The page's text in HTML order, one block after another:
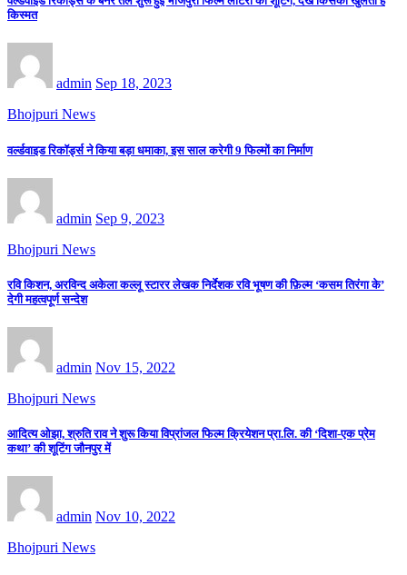
किस्मत
admin Sep 18, 2023
Bhojpuri News
वर्ल्डवाइड रिकॉर्ड्स ने किया बड़ा धमाका, इस साल करेगी 9 फिल्मों का निर्माण
admin Sep 9, 2023
Bhojpuri News
रवि किशन, अरविन्द अकेला कल्लू स्टारर लेखक निर्देशक रवि भूषण की फ़िल्म ‘कसम तिरंगा के’
देगी महत्वपूर्ण सन्देश
admin Nov 15, 2022
Bhojpuri News
आदित्य ओझा, श्रुति राव ने शुरू किया विप्रांजल फिल्म क्रियेशन प्रा.लि. की ‘दिशा-एक प्रेम
कथा’ की शूटिंग जौनपुर में
admin Nov 10, 2022
Bhojpuri News